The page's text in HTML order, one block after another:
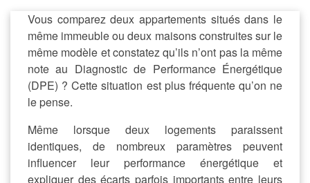
Vous comparez deux appartements situés dans le
même immeuble ou deux maisons construites sur le
même modèle et constatez qu’ils n’ont pas la même
note au Diagnostic de Performance Énergétique
(DPE) ? Cette situation est plus fréquente qu’on ne
le pense.
Même lorsque deux logements paraissent
identiques, de nombreux paramètres peuvent
influencer leur performance énergétique et
expliquer des écarts parfois importants entre leurs